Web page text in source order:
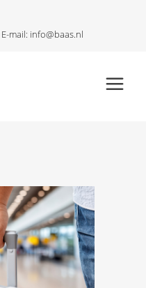
E-mail: info@baas.nl